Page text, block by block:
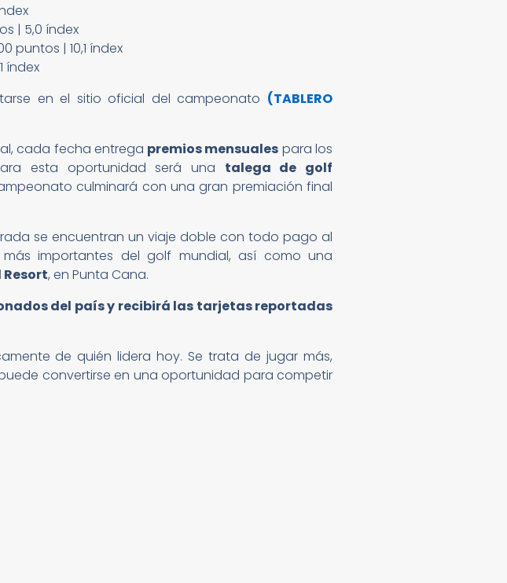
| 5,0 índex
puntos | 10,1 índex
índex
en el sitio oficial del campeonato (TABLERO
cada fecha entrega premios mensuales para los
esta oportunidad será una talega de golf
culminará con una gran premiación final
se encuentran un viaje doble con todo pago al
importantes del golf mundial, así como una
, en Punta Cana.
del país y recibirá las tarjetas reportadas
de quién lidera hoy. Se trata de jugar más,
convertirse en una oportunidad para competir